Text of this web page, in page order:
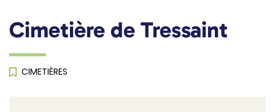
Cimetière de Tressaint
CIMETIÈRES